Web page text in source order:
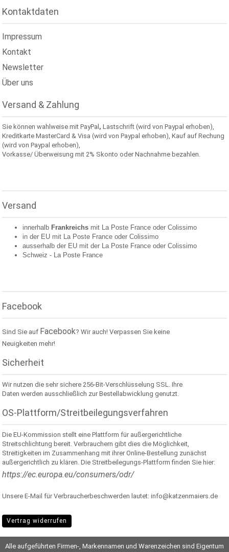
Kontaktdaten
Impressum
Kontakt
Newsletter
Über uns
Versand & Zahlung
Sie können wahlweise mit PayPal,Lastschrift (wird von Paypal erhoben),
Kreditkarte MasterCard & Visa (wird von Paypal erhoben), Kauf auf Rechung
(wird von Paypal erhoben),
Vorkasse/ Überweisung mit 2% Skonto oder Nachnahme bezahlen.
Versand
innerhalb Frankreichs mit La Poste France oderColissimo
in der EU mit La Poste France oderColissimo
ausserhalb der EU mit der La Poste France oderColissimo
Schweiz - La Poste France
Facebook
Sind Sie auf Facebook? Wir auch! Verpassen Sie keine
Neuigkeiten mehr!
Sicherheit
Wir nutzen die sehr sichere 256-Bit-Verschlüsselung SSL. Ihre
Daten werden ausschließlich zur Bestellabwicklung genutzt.
OS-Plattform/Streitbeilegungsverfahren
Die EU-Kommission stellt eine Plattform für außergerichtliche
Streitschlichtung bereit. Verbrauchern gibt dies die Möglichkeit,
Streitigkeiten im Zusammenhang mit ihrer Online-Bestellung zunächst
außergerichtlich zu klären. Die Streitbeilegungs-Plattform finden Sie hier:
https://ec.europa.eu/consumers/odr/
Unsere E-Mail für Verbraucherbeschwerden lautet: info@katzenmaiers.de
Vertrag widerrufen
Alle aufgeführten Firmen-, Markennamen und Warenzeichen sind Eigentum